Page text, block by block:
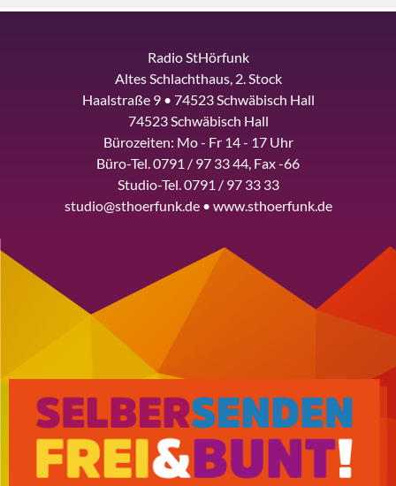
Radio StHörfunk
Altes Schlachthaus, 2. Stock
Haalstraße 9 • 74523 Schwäbisch Hall
74523 Schwäbisch Hall
Bürozeiten: Mo - Fr 14 - 17 Uhr
Büro-Tel. 0791 / 97 33 44, Fax -66
Studio-Tel. 0791 / 97 33 33
studio@sthoerfunk.de • www.sthoerfunk.de